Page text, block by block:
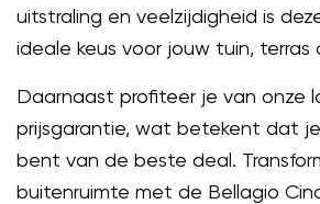
uitstraling en veelzijdigheid is
ideale keus voor jouw tuin, terras
Daarnaast profiteer je van onze
prijsgarantie, wat betekent dat
bent van de beste deal.
buitenruimte met de Bellagio